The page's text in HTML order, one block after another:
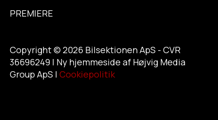
PREMIERE
Copyright © 2026 Bilsektionen ApS - CVR
36696249 | Ny hjemmeside af Højvig Media
Group ApS | Cookiepolitik